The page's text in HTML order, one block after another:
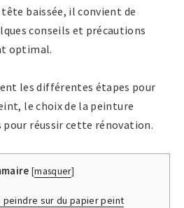
baissée, il convient de
conseils et précautions
optimal.
les différentes étapes pour
le choix de la peinture
pour réussir cette rénovation.
[masquer]
sur du papier peint